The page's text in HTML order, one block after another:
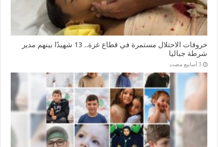
خروقات الاحتلال مستمرة في قطاع غزة.. 13 شهيدًا بينهم مدير
شرطة جباليا